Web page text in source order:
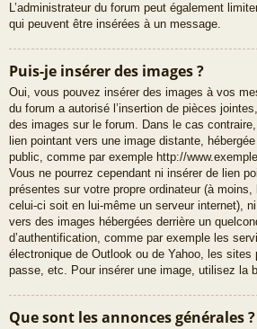
L’administrateur du forum peut également
qui peuvent être insérées à un message.
Puis-je insérer des images ?
Oui, vous pouvez insérer des images à vos
du forum a autorisé l’insertion de pièces
des images sur le forum. Dans le cas
lien pointant vers une image distante,
public, comme par exemple http://
Vous ne pourrez cependant ni insérer de lien
présentes sur votre propre ordinateur (à
celui-ci soit en lui-même un serveur internet),
vers des images hébergées derrière un
d’authentification, comme par exemple les
électronique de Outlook ou de Yahoo, les sites
passe, etc. Pour insérer une image, utilisez la
Que sont les annonces générales ?